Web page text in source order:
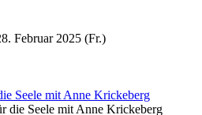
Februar 2025 (Fr.)
Seele mit Anne Krickeberg